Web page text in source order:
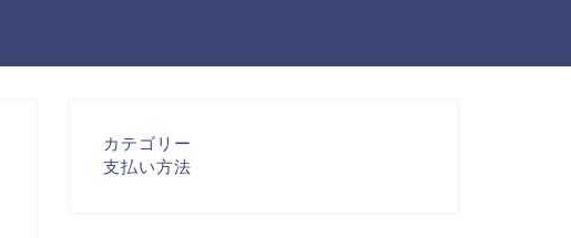
カテゴリー
支払い方法